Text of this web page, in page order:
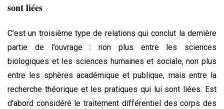
sont liées
C’est un troisième type de relations qui conclut la dernière
partie de l’ouvrage : non plus entre les sciences
biologiques et les sciences humaines et sociale, non plus
entre les sphères académique et publique, mais entre la
recherche théorique et les pratiques qui lui sont liées. Est
d’abord considéré le traitement différentiel des corps des